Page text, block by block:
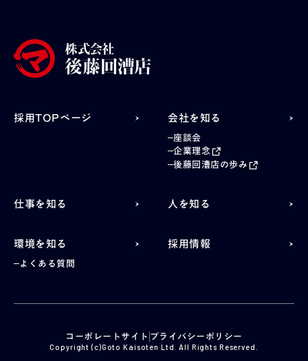
採用TOPページ 会社を知る
座談会
企業理念
後藤回漕店の歩み
仕事を知る 人を知る
環境を知る
よくある質問
採用情報
Copyright (c)Goto Kaisoten Ltd. All Rights Reserved.
コーポレートサイト プライバシーポリシー